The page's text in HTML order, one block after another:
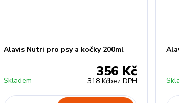
Alavis Nutri pro psy a kočky 200ml
356 Kč
318 Kčbez DPH
Skladem